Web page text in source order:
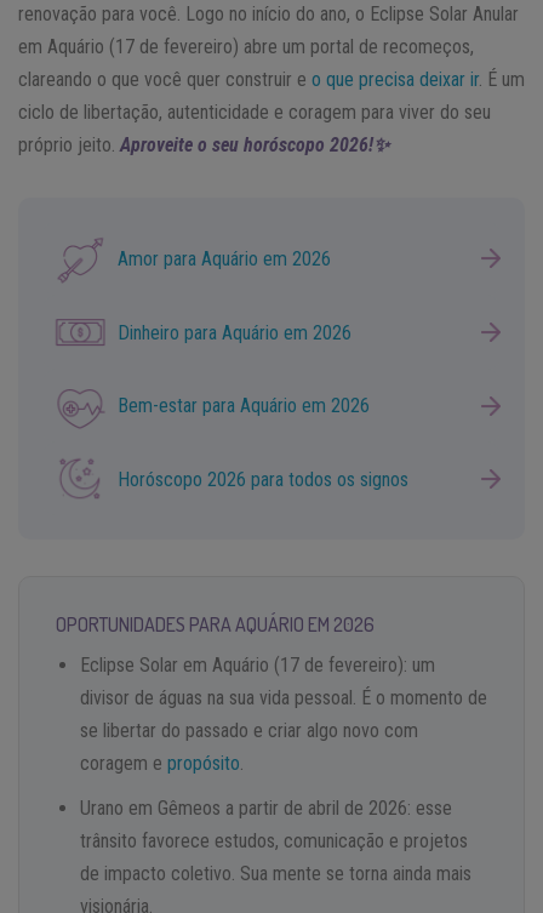
renovação para você. Logo no início do ano, o Eclipse Solar Anular
em Aquário (17 de fevereiro) abre um portal de recomeços,
clareando o que você quer construir e o que precisa deixar ir. É um
ciclo de libertação, autenticidade e coragem para viver do seu
próprio jeito. Aproveite o seu horóscopo 2026!✨
Amor para Aquário em 2026
Dinheiro para Aquário em 2026
Bem-estar para Aquário em 2026
Horóscopo 2026 para todos os signos
OPORTUNIDADES PARA AQUÁRIO EM 2026
Eclipse Solar em Aquário (17 de fevereiro): um
divisor de águas na sua vida pessoal. É o momento de
se libertar do passado e criar algo novo com
coragem e propósito.
Urano em Gêmeos a partir de abril de 2026: esse
trânsito favorece estudos, comunicação e projetos
de impacto coletivo. Sua mente se torna ainda mais
visionária.